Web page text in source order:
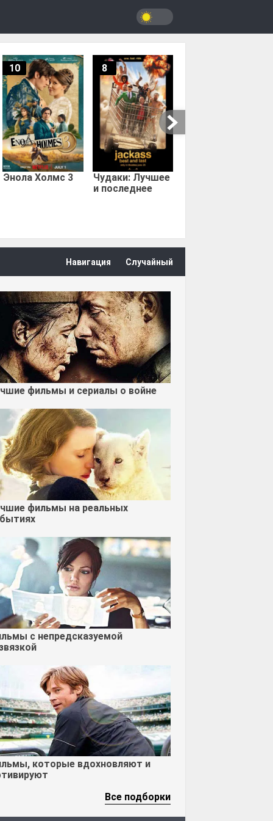
Энола Холмс 3
10
Чудаки: Лучшее
и последнее
8
Навигация Случайный
фильмы и сериалы о войне
фильмы на реальных
с непредсказуемой
которые вдохновляют и
Все подборки